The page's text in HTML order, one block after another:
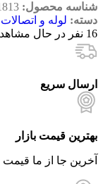
شناسه محصول:
دسته: لوله و
16 نفر در حال
ارسال سریع
بهترین قیمت بازار
آخرین جا از ما قیمت